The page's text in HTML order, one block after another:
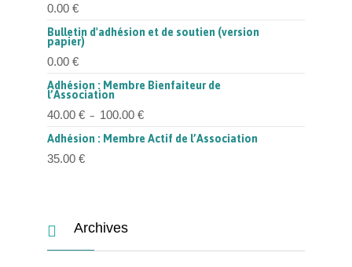
0.00 €
Bulletin d'adhésion et de soutien (version
papier)
0.00 €
Adhésion : Membre Bienfaiteur de
l’Association
40.00 € – 100.00 €Plage
de
prix :
40.00 €
Adhésion : Membre Actif de l’Association
35.00 €
 Archives